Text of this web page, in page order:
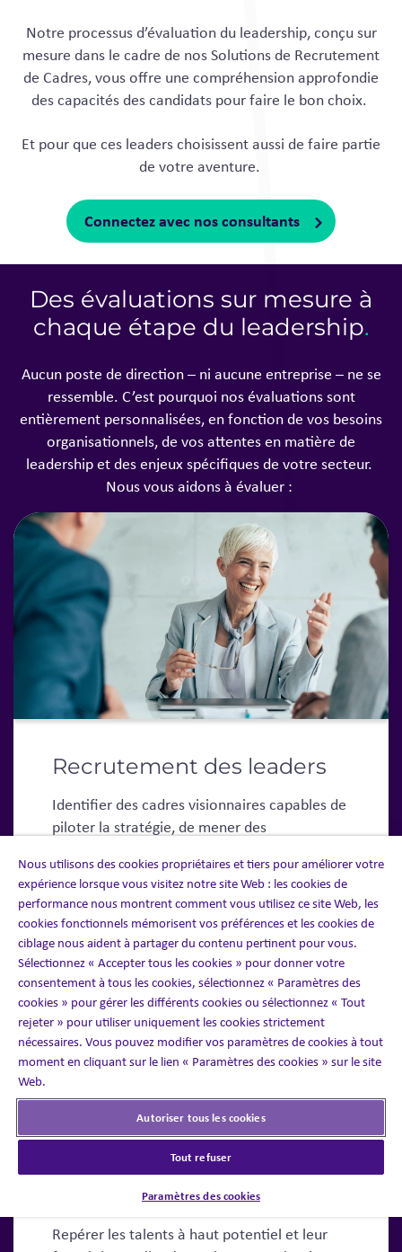
Notre processus d’évaluation du leadership, conçu sur
mesure dans le cadre de nos Solutions de Recrutement
de Cadres, vous offre une compréhension approfondie
des capacités des candidats pour faire le bon choix.
Et pour que ces leaders choisissent aussi de faire partie
de votre aventure.
Connectez avec nos consultants
Des évaluations sur mesure à
chaque étape du leadership.
Aucun poste de direction – ni aucune entreprise – ne se
ressemble. C’est pourquoi nos évaluations sont
entièrement personnalisées, en fonction de vos besoins
organisationnels, de vos attentes en matière de
leadership et des enjeux spécifiques de votre secteur.
Nous vous aidons à évaluer :
Recrutement des leaders
Identifier des cadres visionnaires capables de
piloter la stratégie, de mener des
long terme.
Leaders de demain
Repérer les talents à haut potentiel et leur
Nous utilisons des cookies propriétaires et tiers pour améliorer votre
expérience lorsque vous visitez notre site Web : les cookies de
performance nous montrent comment vous utilisez ce site Web, les
cookies fonctionnels mémorisent vos préférences et les cookies de
ciblage nous aident à partager du contenu pertinent pour vous.
Sélectionnez « Accepter tous les cookies » pour donner votre
consentement à tous les cookies, sélectionnez « Paramètres des
cookies » pour gérer les différents cookies ou sélectionnez « Tout
rejeter » pour utiliser uniquement les cookies strictement
nécessaires. Vous pouvez modifier vos paramètres de cookies à tout
moment en cliquant sur le lien « Paramètres des cookies » sur le site
Web.
Autoriser tous les cookies
Tout refuser
Paramètres des cookies